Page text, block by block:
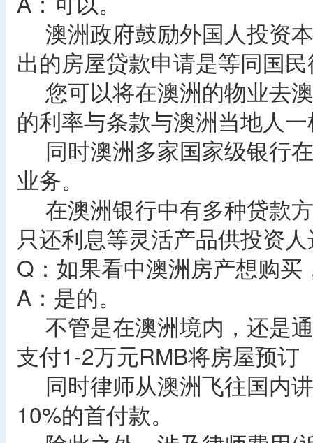
澳洲政府鼓励外国人投资
出的房屋贷款申请是等同国
您可以将在澳洲的物业去
的利率与条款与澳洲当地人
同时澳洲多家国家级银行
业务。
在澳洲银行中有多种贷款
只还利息等灵活产品供投资
Q：如果看中澳洲房产想购
A：是的。
不管是在澳洲境内，还是
支付1-2万元RMB将房屋预订
同时律师从澳洲飞往国内
10%的首付款。